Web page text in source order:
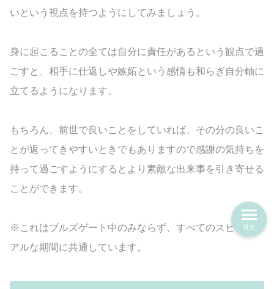
いという視点を持つようにしてみましょう。
身に起こることの全ては自分に責任があるという観点で過
ごすと、相手に仕返しや嫉妬という感情も和らぎ自分軸に
立てるようになります。
もちろん、前世で良いことをしていれば、その分の良いこ
とが返ってきやすいときでもありますので感謝の気持ちを
持って過ごすようにするとより素敵な出来事を引き寄せる
ことができます。
※これはブルズゲート中のみならず、すべてのスピリチュ
アルな期間に共通しています。
目次